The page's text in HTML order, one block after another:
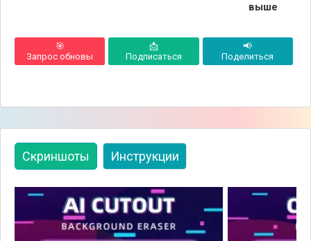
выше
🎯
Запрос обновы
📩
Подписаться
📢
Поделиться
Скриншоты Инструкции